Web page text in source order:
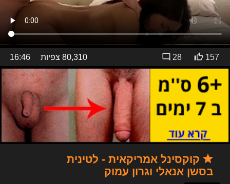
16:46 80,310 צפיות 157
28
קוקסינל אמריקאית - לטינית
בסשן אנאלי וגרון עמוק